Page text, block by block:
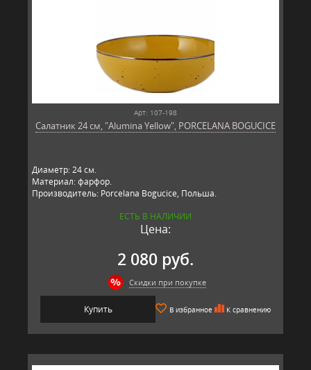
Арт: 107-198
Салатник 24 см, "Alumina Yellow", PORCELANA BOGUCICE
Диаметр: 24 см.
Материал: фарфор.
Производитель: Porcelana Bogucice, Польша.
ЕСТЬ В НАЛИЧИИ
Цена:
2 080 руб.
Скидки при покупке
Купить В избранное К сравнению